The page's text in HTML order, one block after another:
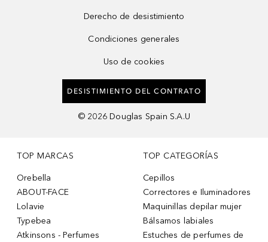
Derecho de desistimiento
Condiciones generales
Uso de cookies
DESISTIMIENTO DEL CONTRATO
© 2026 Douglas Spain S.A.U
TOP MARCAS
Orebella
ABOUT-FACE
Lolavie
Typebea
Atkinsons - Perfumes
TOP CATEGORÍAS
Cepillos
Correctores e Iluminadores
Maquinillas depilar mujer
Bálsamos labiales
Estuches de perfumes de